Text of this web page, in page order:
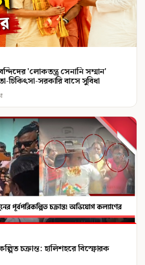
'লোকতন্ত্র সেনানি সম্মান'
চিকিৎসা-সরকারি বাসে সুবিধা
চক্রান্ত: হালিশহরে বিস্ফোরক